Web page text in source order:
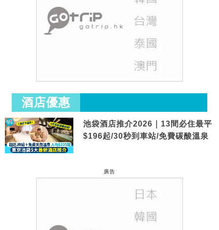
酒店優惠
池袋酒店推介2026｜13間必住最平
$196起/30秒到車站/免費碳酸溫泉
廣告